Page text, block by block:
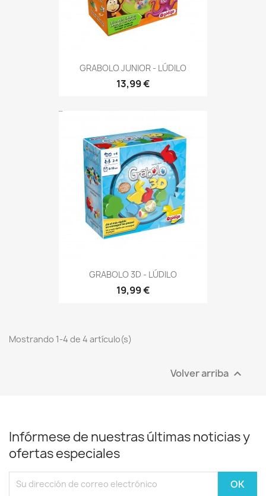
GRABOLO JUNIOR - LÚDILO
13,99 €
GRABOLO 3D - LÚDILO
19,99 €
Mostrando 1-4 de 4 artículo(s)
Volver arriba 
Infórmese de nuestras últimas noticias y
ofertas especiales